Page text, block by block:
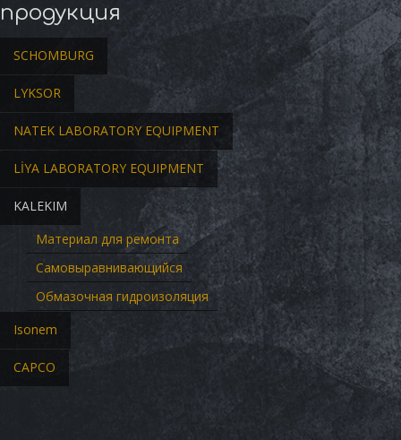
продукция
SCHOMBURG
LYKSOR
NATEK LABORATORY EQUIPMENT
LİYA LABORATORY EQUIPMENT
KALEKIM
Материал для ремонта
Самовыравнивающийся
Обмазочная гидроизоляция
Isonem
CAPCO